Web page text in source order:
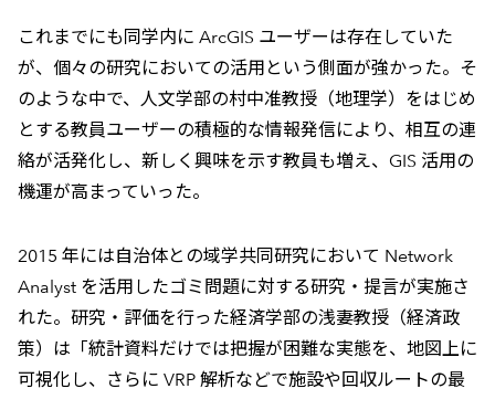
これまでにも同学内に ArcGIS ユーザーは存在していた
が、個々の研究においての活用という側面が強かった。そ
のような中で、人文学部の村中准教授（地理学）をはじめ
とする教員ユーザーの積極的な情報発信により、相互の連
絡が活発化し、新しく興味を示す教員も増え、GIS 活用の
機運が高まっていった。
2015 年には自治体との域学共同研究において Network
Analyst を活用したゴミ問題に対する研究・提言が実施さ
れた。研究・評価を行った経済学部の浅妻教授（経済政
策）は「統計資料だけでは把握が困難な実態を、地図上に
可視化し、さらに VRP 解析などで施設や回収ルートの最